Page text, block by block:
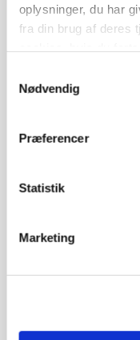
oplysninger, du har
fra din brug af deres
Nødvendig
Præferencer
Statistik
Marketing
protestgruppe vil